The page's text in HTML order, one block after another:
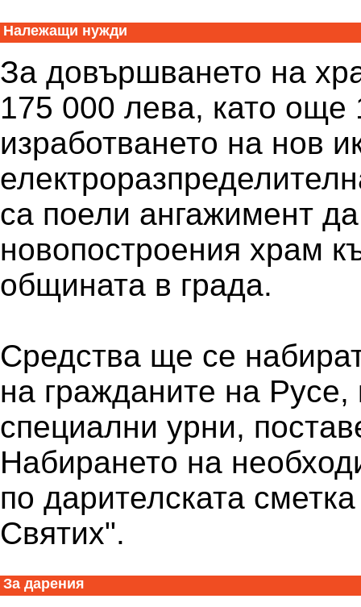
Належащи нужди
За довършването на
175 000 лева, като още
изработването на нов
са поели ангажимент
новопостроения храм
общината в града.
Средства ще се
на гражданите на Русе,
специални урни,
Набирането на
по дарителската
Святих".
За дарения